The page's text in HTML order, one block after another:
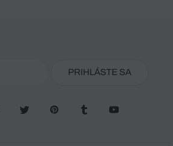
PRIHLÁSTE SA